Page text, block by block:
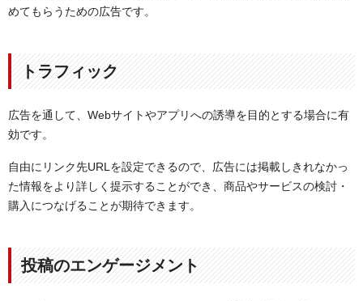
めてもらうための広告です。
トラフィック
広告を通して、Webサイトやアプリへの誘導を目的とする場合に有
効です。
自由にリンク先URLを設定できるので、広告には掲載しきれなかっ
た情報をより詳しく提示することができ、商品やサービスの検討・
購入につなげることが期待できます。
投稿のエンゲージメント